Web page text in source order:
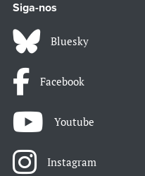
Siga-nos
Bluesky
Facebook
Youtube
Instagram